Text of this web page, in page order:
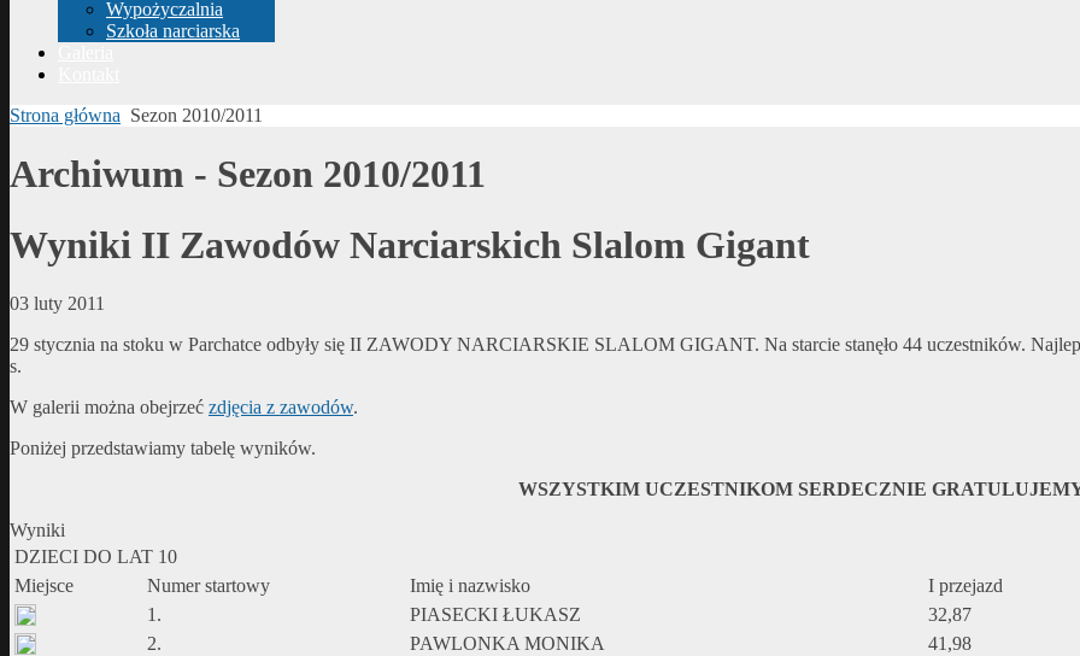
Wypożyczalnia
Szkoła narciarska
Strona główna Sezon 2010/2011
Archiwum - Sezon 2010/2011
Wyniki II Zawodów Narciarskich Slalom Gigant
03 luty 2011
29 stycznia na stoku w Parchatce odbyły się II ZAWODY NARCIARSKIE SLALOM GIGANT. Na starcie stanęło 44 uczestników.
s.
W galerii można obejrzeć zdjęcia z zawodów.
Poniżej przedstawiamy tabelę wyników.
WSZYSTKIM UCZESTNIKOM SERDECZNIE
Wyniki
DZIECI DO LAT 10
Miejsce
Numer startowy Imię i nazwisko
I przejazd
1.
PIASECKI ŁUKASZ
32,87
2.
PAWLONKA MONIKA
41,98